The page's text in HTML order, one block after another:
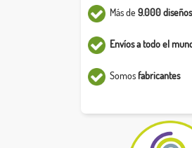
Más de 9.000 diseños
Envíos a todo el
Somosfabricantes